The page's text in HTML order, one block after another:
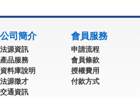
公司簡介
法源資訊
產品服務
資料庫說明
法源徵才
交通資訊
會員服務
申請流程
會員條款
授權費用
付款方式